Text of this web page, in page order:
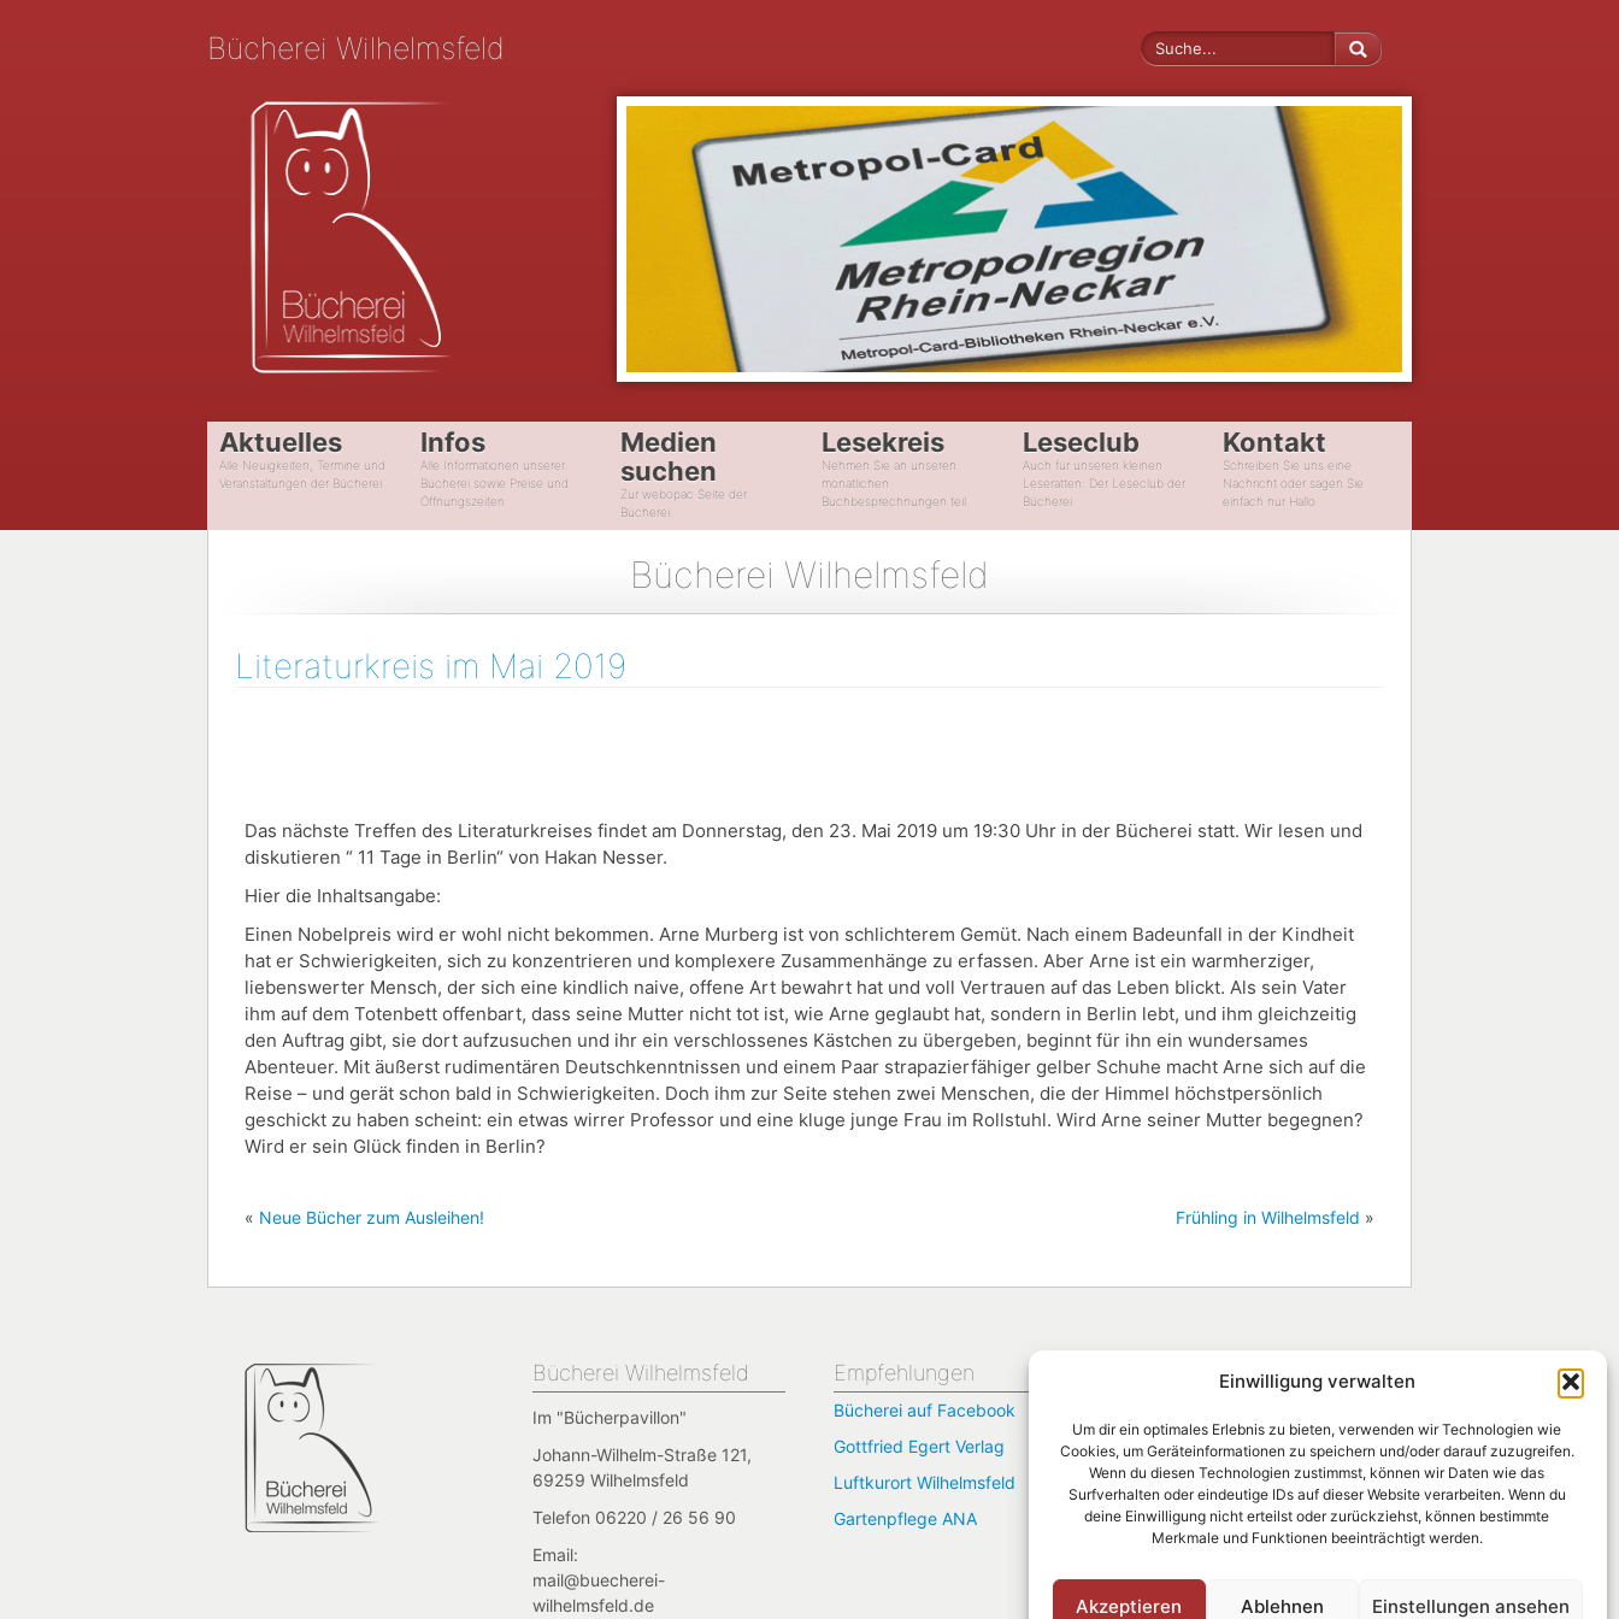
Einwilligung verwalten
Um dir ein optimales Erlebnis zu bieten, verwenden wir Technologien wie
Cookies, um Geräteinformationen zu speichern und/oder darauf zuzugreifen.
Wenn du diesen Technologien zustimmst, können wir Daten wie das
Surfverhalten oder eindeutige IDs auf dieser Website verarbeiten. Wenn du
deine Einwilligung nicht erteilst oder zurückziehst, können bestimmte
Merkmale und Funktionen beeinträchtigt werden.
Akzeptieren Ablehnen Einstellungen ansehen
Bücherei Wilhelmsfeld
Aktuelles
Alle Neuigkeiten, Termine und
Veranstaltungen der Bücherei
Infos
Alle Informationen unserer
Bücherei sowie Preise und
Öffnungszeiten
Medien
suchen
Zur webopac Seite der
Bücherei.
Lesekreis
Nehmen Sie an unseren
monatlichen
Buchbesprechnungen teil
Leseclub
Auch für unseren kleinen
Leseratten: Der Leseclub der
Bücherei
Kontakt
Schreiben Sie uns eine
Nachricht oder sagen Sie
einfach nur Hallo
Bücherei Wilhelmsfeld
Literaturkreis im Mai 2019
Das nächste Treffen des Literaturkreises findet am Donnerstag, den 23. Mai 2019 um 19:30 Uhr in der Bücherei statt. Wir lesen und
diskutieren “ 11 Tage in Berlin“ von Hakan Nesser.
Hier die Inhaltsangabe:
Einen Nobelpreis wird er wohl nicht bekommen. Arne Murberg ist von schlichterem Gemüt. Nach einem Badeunfall in der Kindheit
hat er Schwierigkeiten, sich zu konzentrieren und komplexere Zusammenhänge zu erfassen. Aber Arne ist ein warmherziger,
liebenswerter Mensch, der sich eine kindlich naive, offene Art bewahrt hat und voll Vertrauen auf das Leben blickt. Als sein Vater
ihm auf dem Totenbett offenbart, dass seine Mutter nicht tot ist, wie Arne geglaubt hat, sondern in Berlin lebt, und ihm gleichzeitig
den Auftrag gibt, sie dort aufzusuchen und ihr ein verschlossenes Kästchen zu übergeben, beginnt für ihn ein wundersames
Abenteuer. Mit äußerst rudimentären Deutschkenntnissen und einem Paar strapazierfähiger gelber Schuhe macht Arne sich auf die
Reise – und gerät schon bald in Schwierigkeiten. Doch ihm zur Seite stehen zwei Menschen, die der Himmel höchstpersönlich
geschickt zu haben scheint: ein etwas wirrer Professor und eine kluge junge Frau im Rollstuhl. Wird Arne seiner Mutter begegnen?
Wird er sein Glück finden in Berlin?
« Neue Bücher zum Ausleihen! Frühling in Wilhelmsfeld »
Bücherei Wilhelmsfeld
Im "Bücherpavillon"
Johann-Wilhelm-Straße 121,
69259 Wilhelmsfeld
Telefon 06220 / 26 56 90
Email:
mail@buecherei-
wilhelmsfeld.de
Empfehlungen
Bücherei auf Facebook
Gottfried Egert Verlag
Luftkurort Wilhelmsfeld
Gartenpflege ANA
Öffnungszeiten
und Freitag
15:00 - 18:00 Uhr
Donnerstag und Samstag
10:00 - 13:00 Uhr